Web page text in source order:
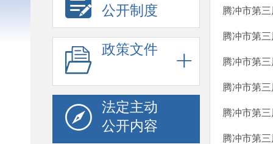
公开制度
政策文件
法定主动
公开内容
腾冲市第
腾冲市第
腾冲市第
腾冲市第
腾冲市第
腾冲市第